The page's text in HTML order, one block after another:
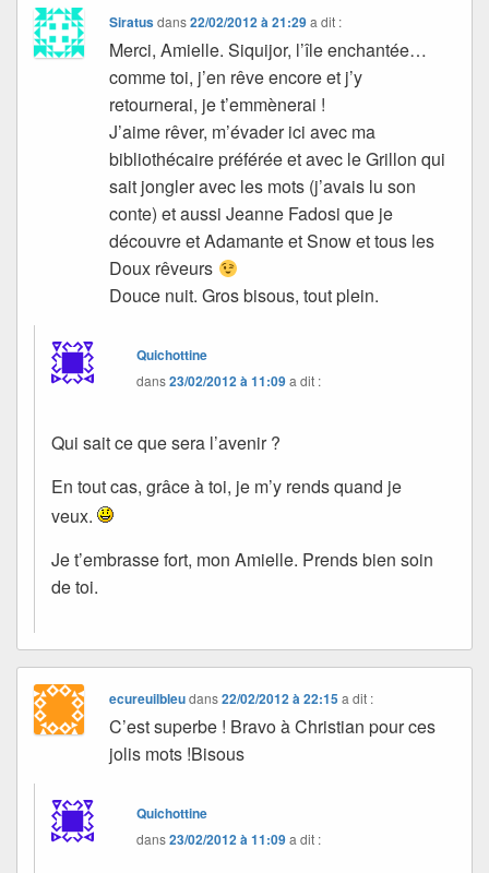
Siratusdans22/02/2012 à 21:29 a dit :
Merci, Amielle. Siquijor, l’île enchantée…
comme toi, j’en rêve encore et j’y
retournerai, je t’emmènerai !
J’aime rêver, m’évader ici avec ma
bibliothécaire préférée et avec le Grillon qui
sait jongler avec les mots (j’avais lu son
conte) et aussi Jeanne Fadosi que je
découvre et Adamante et Snow et tous les
Doux rêveurs
Douce nuit. Gros bisous, tout plein.
Quichottine
dans23/02/2012 à 11:09a dit :
Qui sait ce que sera l’avenir ?
En tout cas, grâce à toi, je m’y rends quand je
veux.
Je t’embrasse fort, mon Amielle. Prends bien soin
de toi.
ecureuilbleudans22/02/2012 à 22:15 a dit :
C’est superbe ! Bravo à Christian pour ces
jolis mots !Bisous
Quichottine
dans23/02/2012 à 11:09a dit :